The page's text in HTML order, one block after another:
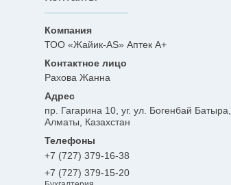
ТОО «Жайик-AS» Аптек А+
Рахова Жанна
пр. Гагарина 10, уг. ул. Богенбай Батыра,
Алматы, Казахстан
+7 (727) 379-16-38
+7 (727) 379-15-20